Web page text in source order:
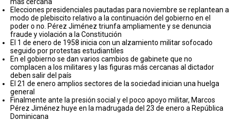
Elecciones presidenciales pautadas para noviembre se replantean a
modo de plebiscito relativo a la continuación del gobierno en el
poder o no. Pérez Jiménez triunfa ampliamente y se denuncia
fraude y violación a la Constitución
El 1 de enero de 1958 inicia con un alzamiento militar sofocado
seguido por protestas estudiantiles
En el gobierno se dan varios cambios de gabinete que no
complacen a los militares y las figuras más cercanas al dictador
deben salir del país
El 21 de enero amplios sectores de la sociedad inician una huelga
general
Finalmente ante la presión social y el poco apoyo militar, Marcos
Pérez Jiménez huye en la madrugada del 23 de enero a República
Dominicana